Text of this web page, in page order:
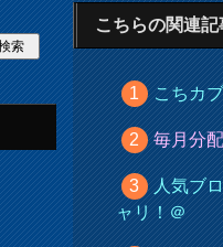
こちらの関連
こちカ
毎月分
人気ブ
ャリ！＠